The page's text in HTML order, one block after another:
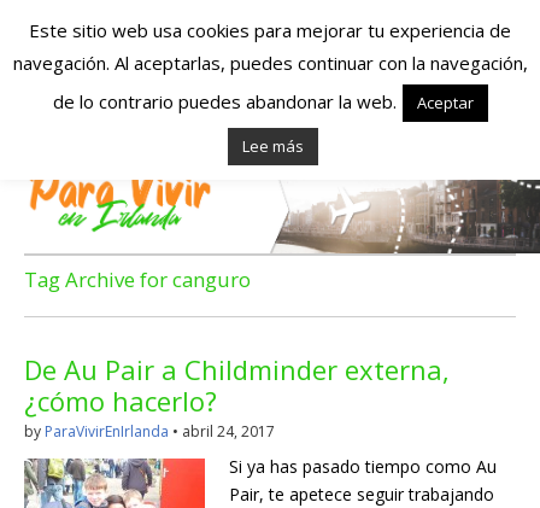
Españoles en
Irlanda – Vivir en
Irlanda – Trabajo
en Irlanda –
Alojamiento en
Irlanda
Blog dedicado a los que viven, estudian y trabajan en
Irlanda!
Tag Archive for canguro
De Au Pair a Childminder externa,
¿cómo hacerlo?
by ParaVivirEnIrlanda • abril 24, 2017
Si ya has pasado tiempo como Au
Pair, te apetece seguir trabajando
Este sitio web usa cookies para mejorar tu experiencia de
navegación. Al aceptarlas, puedes continuar con la navegación,
de lo contrario puedes abandonar la web.
Aceptar
Lee más